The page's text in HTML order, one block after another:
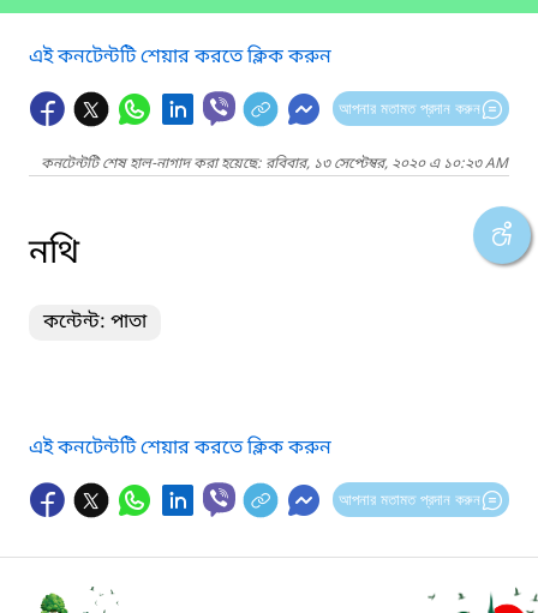
এই কনটেন্টটি শেয়ার করতে ক্লিক করুন
আপনার মতামত প্রদান করুন
কনটেন্টটি শেষ হাল-নাগাদ করা হয়েছে: রবিবার, ১৩ সেপ্টেম্বর, ২০২০ এ ১০:২৩ AM
নথি
কন্টেন্ট: পাতা
এই কনটেন্টটি শেয়ার করতে ক্লিক করুন
আপনার মতামত প্রদান করুন